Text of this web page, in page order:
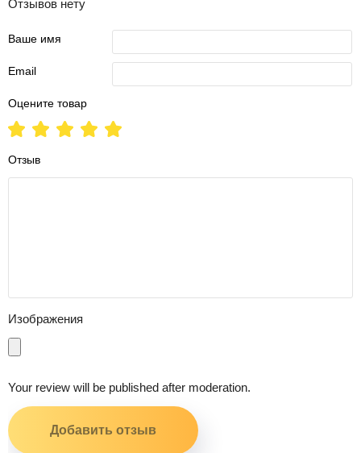
Отзывов нету
Ваше имя
Email
Оцените товар
Отзыв
Изображения
Your review will be published after moderation.